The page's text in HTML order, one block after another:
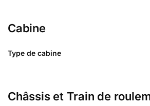
Cabine
Type de cabine
Châssis et Train de